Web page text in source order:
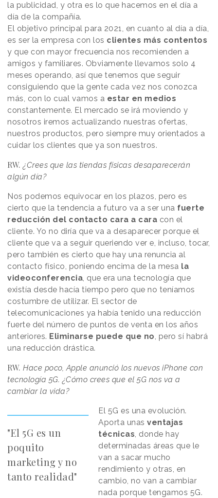
la publicidad, y otra es lo que hacemos en el día a
día de la compañía.
El objetivo principal para 2021, en cuanto al día a día,
es ser la empresa con los clientes más contentos
y que con mayor frecuencia nos recomienden a
amigos y familiares. Obviamente llevamos solo 4
meses operando, así que tenemos que seguir
consiguiendo que la gente cada vez nos conozca
más, con lo cual vamos a estar en medios
constantemente. El mercado se irá moviendo y
nosotros iremos actualizando nuestras ofertas,
nuestros productos, pero siempre muy orientados a
cuidar los clientes que ya son nuestros.
RW. ¿Crees que las tiendas físicas desaparecerán
algún día?
Nos podemos equivocar en los plazos, pero es
cierto que la tendencia a futuro va a ser una fuerte
reducción del contacto cara a cara con el
cliente. Yo no diría que va a desaparecer porque el
cliente que va a seguir queriendo ver e, incluso, tocar,
pero también es cierto que hay una renuncia al
contacto físico, poniendo encima de la mesa la
videoconferencia, que era una tecnología que
existía desde hacía tiempo pero que no teníamos
costumbre de utilizar. El sector de
telecomunicaciones ya había tenido una reducción
fuerte del número de puntos de venta en los años
anteriores. Eliminarse puede que no, pero sí habrá
una reducción drástica.
RW. Hace poco, Apple anunció los nuevos iPhone con
tecnología 5G. ¿Cómo crees que el 5G nos va a
cambiar la vida?
"El 5G es un
poquito
marketing y no
tanto realidad"
El 5G es una evolución.
Aporta unasventajas
técnicas, donde hay
determinadas áreas que le
van a sacar mucho
rendimiento y otras, en
cambio, no van a cambiar
nada porque tengamos 5G.